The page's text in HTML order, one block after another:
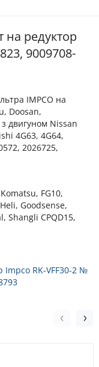
редуктор
9009708-
IMPCO на
Doosan,
двигуном Nissan
4G63, 4G64,
2026725,
FG10,
Goodsense,
Shangli CPQD15,
Impco RK-VFF30-2 №